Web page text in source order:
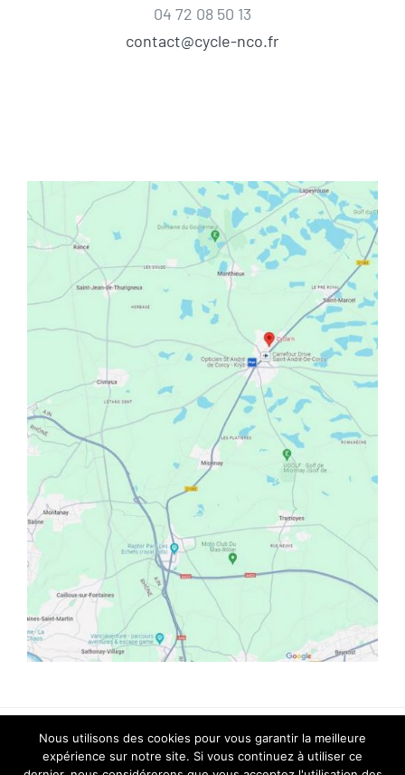
04 72 08 50 13
contact@cycle-nco.fr
© Copyright 2018 | CYCLE N'CO| All Rights
Nous utilisons des cookies pour vous garantir la meilleure
expérience sur notre site. Si vous continuez à utiliser ce